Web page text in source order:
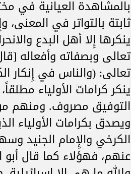
بالمشاهدة العيانية في
ثابتة بالتواتر في المعنى،
ينكرها إِلا أهل البدع
تعالى وبصفاته وأفعاله
تعالى: (والناس في إِنكار
ينكر كرامات الأولياء
التوفيق مصروف. ومنهم من
ويصدق بكرامات الأولياء
الكرخي والإِمام الجنيد
عنهم، فهؤلاء كما قال